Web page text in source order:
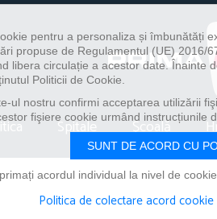
Spitale Școală
pentru a personaliza și îmbunătăți
propuse de Regulamentul (UE)
libera circulație a acestor date.
Politicii de Cookie.
ul nostru confirmi acceptarea utilizării
fişiere cookie urmând instrucțiunile
SUNT DE ACORD CU
acordul individual la nivel de
Politica de colectare acord cookie